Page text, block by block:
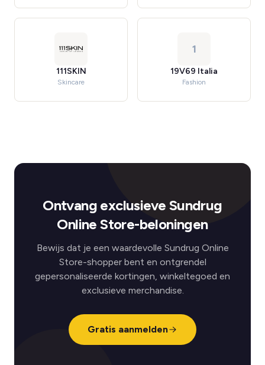
111SKIN
Skincare
1
19V69 Italia
Fashion
Ontvang exclusieve Sundrug
Online Store-beloningen
Bewijs dat je een waardevolle Sundrug Online
Store-shopper bent en ontgrendel
gepersonaliseerde kortingen, winkeltegoed en
exclusieve merchandise.
Gratis aanmelden